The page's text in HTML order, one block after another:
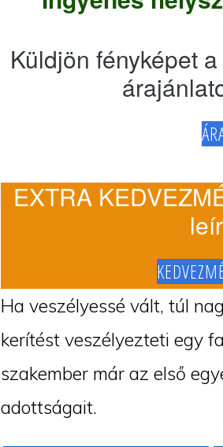
Küldjön fényképet
EXTRA
Ha veszélyessé vált, túl
kerítést veszélyezteti egy
szakember már az első
adottságait.